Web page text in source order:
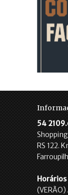
54
RS 122.
Horários